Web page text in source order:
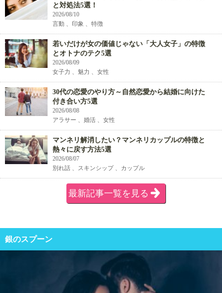
と対処法5選！
2026/08/10
言動 、印象 、特徴
若いだけが女の価値じゃない「大人女子」の特徴
とオトナのテク5選
2026/08/09
女子力 、魅力 、女性
30代の恋愛のやり方～自然恋愛から結婚に向けた
付き合い方5選
2026/08/08
アラサー 、婚活 、女性
マンネリ解消したい？マンネリカップルの特徴と
熱々に戻す方法5選
2026/08/07
別れ話 、スキンシップ 、カップル
最新記事一覧を見る
銀のスプーン